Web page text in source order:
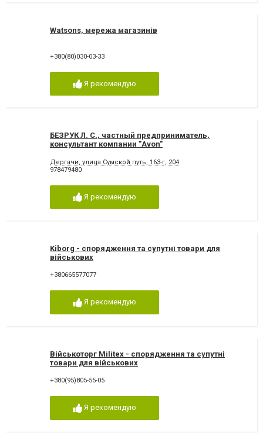
Watsons, мережа магазинів
+380(80)030-03-33
Я рекомендую
БЕЗРУК Л. С., частный предприниматель,
консультант компании "Avon"
Дергачи, улица Сумской путь, 163-г, 204
978479480
Я рекомендую
Kiborg - спорядження та супутні товари для
військових
+380665577077
Я рекомендую
Військоторг Militex - спорядження та супутні
товари для військових
+380(95)805-55-05
Я рекомендую